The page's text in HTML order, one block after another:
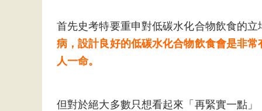
首先史考特要重申對低碳水化合物飲食的立
病，設計良好的低碳水化合物飲食會是非
人一命。
但對於絕大多數只想看起來「再緊實一點